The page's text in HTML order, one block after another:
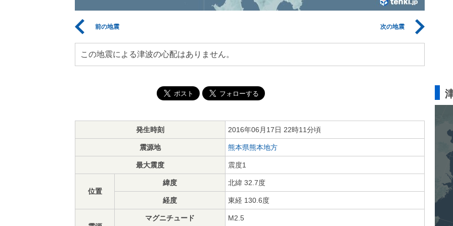
前の地震 次の地震
この地震による津波の心配はありません。
発生時刻 2016年06月17日 22時11分頃
震源地 熊本県熊本地方
最大震度 震度1
位置
緯度 北緯 32.7度
経度 東経 130.6度
マグニチュード M2.5